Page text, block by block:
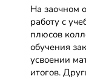
На заочном
работу с
плюсов
обучения
усвоении
итогов.